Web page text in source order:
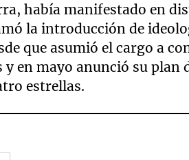
había manifestado en
la introducción de
que asumió el cargo a
en mayo anunció su plan
estrellas.